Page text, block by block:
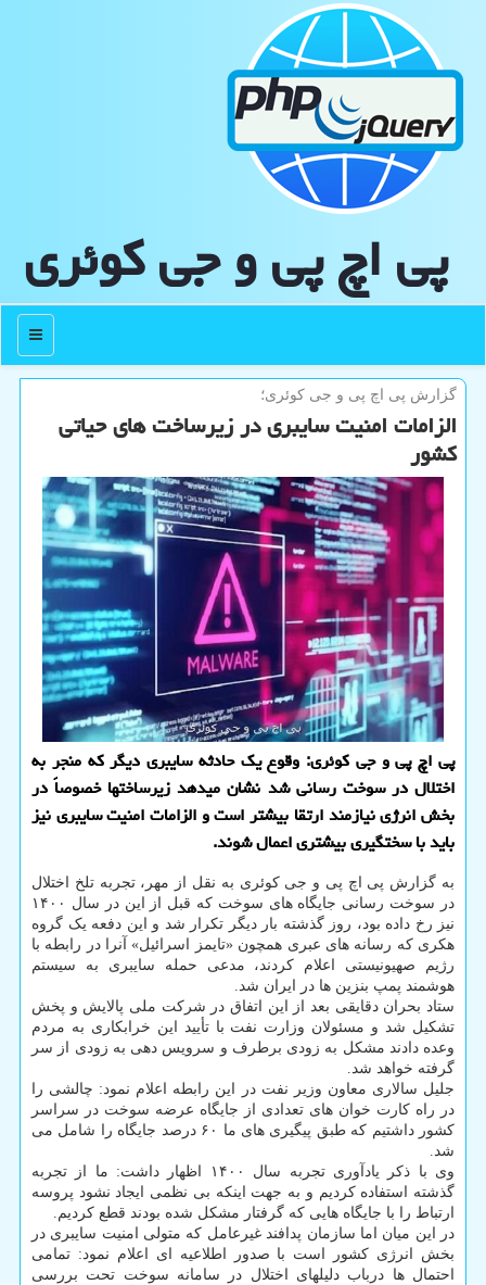
پی اچ پی و جی كوئری
منو
گزارش پی اچ پی و جی كوئری؛
الزامات امنیت سایبری در زیرساخت های حیاتی
کشور
پی اچ پی و جی کوئری: وقوع یک حادثه سایبری دیگر که منجر به
اختلال در سوخت رسانی شد نشان میدهد زیرساختها خصوصاً در
بخش انرژی نیازمند ارتقا بیشتر است و الزامات امنیت سایبری نیز
باید با سختگیری بیشتری اعمال شوند.
به گزارش پی اچ پی و جی کوئری به نقل از مهر، تجربه تلخ اختلال
در سوخت رسانی جایگاه های سوخت که قبل از این در سال ۱۴۰۰
نیز رخ داده بود، روز گذشته بار دیگر تکرار شد و این دفعه یک گروه
هکری که رسانه های عبری همچون «تایمز اسرائیل» آنرا در رابطه با
رژیم صهیونیستی اعلام کردند، مدعی حمله سایبری به سیستم
هوشمند پمپ بنزین ها در ایران شد.
ستاد بحران دقایقی بعد از این اتفاق در شرکت ملی پالایش و پخش
تشکیل شد و مسئولان وزارت نفت با تأیید این خرابکاری به مردم
وعده دادند مشکل به زودی برطرف و سرویس دهی به زودی از سر
گرفته خواهد شد.
جلیل سالاری معاون وزیر نفت در این رابطه اعلام نمود: چالشی را
در راه کارت خوان های تعدادی از جایگاه عرضه سوخت در سراسر
کشور داشتیم که طبق پیگیری های ما ۶۰ درصد جایگاه را شامل می
شد.
وی با ذکر یادآوری تجربه سال ۱۴۰۰ اظهار داشت: ما از تجربه
گذشته استفاده کردیم و به جهت اینکه بی نظمی ایجاد نشود پروسه
ارتباط را با جایگاه هایی که گرفتار مشکل شده بودند قطع کردیم.
در این میان اما سازمان پدافند غیرعامل که متولی امنیت سایبری در
بخش انرژی کشور است با صدور اطلاعیه ای اعلام نمود: تمامی
احتمال ها درباب دلیلهای اختلال در سامانه سوخت تحت بررسی